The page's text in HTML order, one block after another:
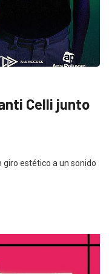
Celli junto
giro estético a un sonido